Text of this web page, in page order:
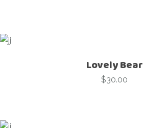
Lovely Bear
$30.00